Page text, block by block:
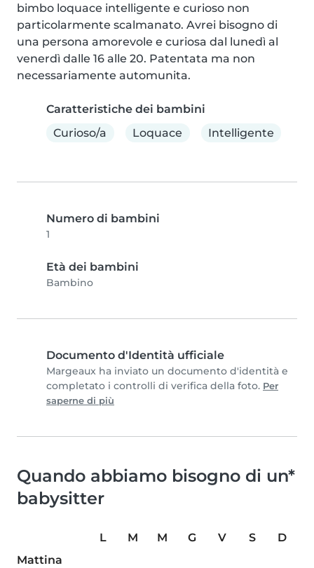
bimbo loquace intelligente e curioso non
particolarmente scalmanato. Avrei bisogno di
una persona amorevole e curiosa dal lunedì al
venerdì dalle 16 alle 20. Patentata ma non
necessariamente automunita.
Caratteristiche dei bambini
Curioso/a
Loquace Intelligente
Numero di bambini
1
Età dei bambini
Bambino
Documento d'Identità ufficiale
Margeaux ha inviato un documento d'identità e
completato i controlli di verifica della foto. Per
saperne di più
Quando abbiamo bisogno di un*
babysitter
L M M G V S
D
Mattina